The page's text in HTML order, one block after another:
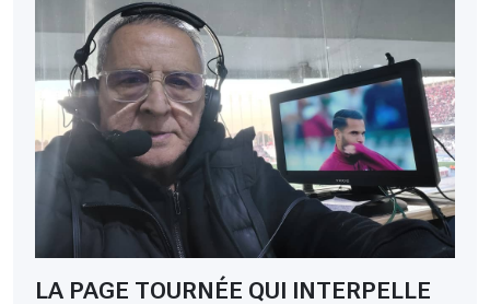
LA PAGE TOURNÉE QUI INTERPELLE